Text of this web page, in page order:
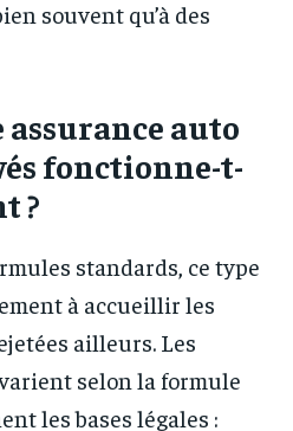
souvent qu’à des
auto
fonctionne-t-
?
standards, ce type
à accueillir les
ailleurs. Les
selon la formule
les bases légales :